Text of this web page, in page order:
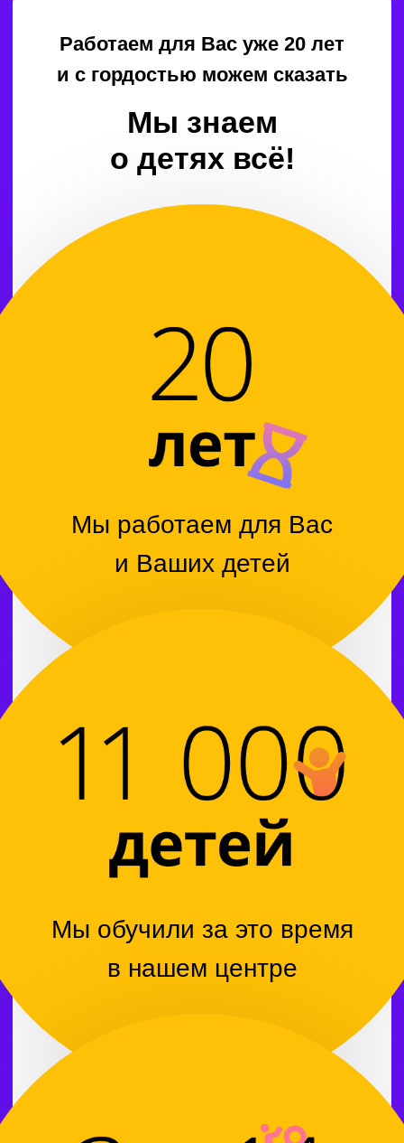
в нашем центре
Возраст ребят, которые
у нас обучаются
В одной учебной группе
Наши занятия проводятся
от 6 до 10 человек, что создает
комфортную атмосферу для
обучения. Педагоги используют
процесс обучения увлекательным
и эффективным. Мы гордимся тем,
что уже обучили более 11 000
маленьких череповчан в возрасте
из его особенностей является то,
что все наши преподаватели —
по единой программе